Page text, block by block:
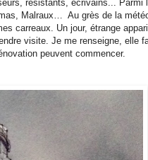
résistants, écrivains... Parmi
Malraux… Au grès de la
carreaux. Un jour, étrange
visite. Je me renseigne, elle
peuvent commencer.